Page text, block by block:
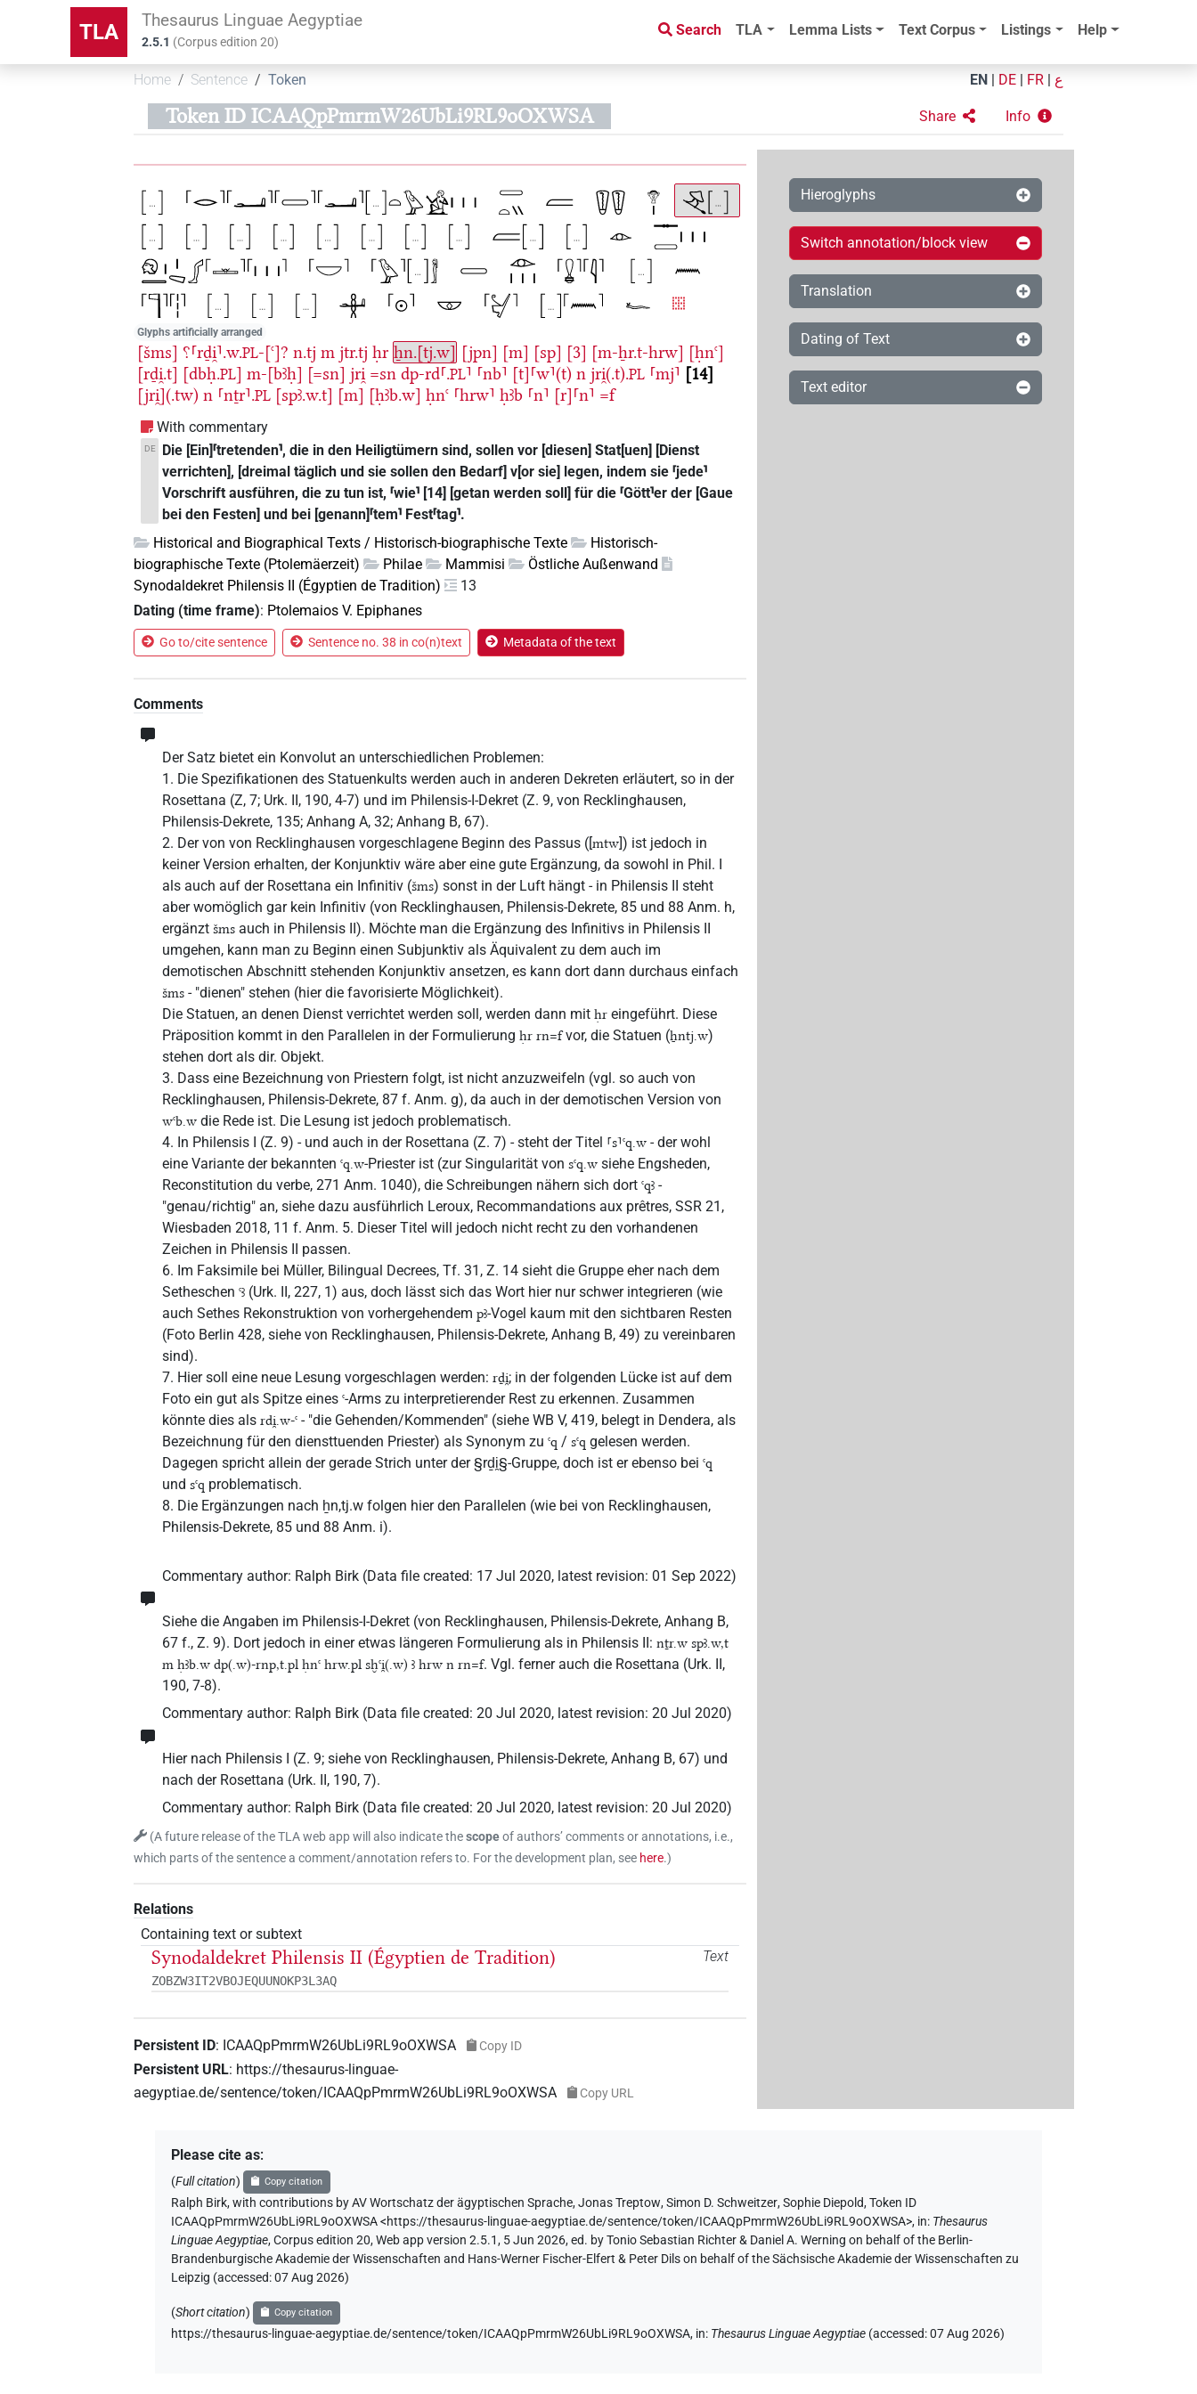
TLA Thesaurus Linguae Aegyptiae
2.5.1 (Corpus edition20)
Search TLA Lemma Lists Text Corpus Listings Help
Home Sentence Token EN DE FR ع
Token ID ICAAQpPmrmW26UbLi9RL9oOXWSA Share Info
Glyphs artificially arranged
[šms] ⸮⸢rḏi̯⸣.w.PL-[ꜥ]? n.tj m jtr.tj ḥr ẖn.[tj.w] [jpn] [m] [sp] [3] [m-ẖr.t-hrw] [ḥnꜥ]
[rḏi̯.t] [dbḥ.PL] m-[bꜣḥ] [=sn] jri̯ =sn dp-rd⸢.PL⸣ ⸢nb⸣ [t]⸢w⸣(t) n jri̯(.t).PL ⸢mj⸣
14
[jri̯](.tw) n ⸢nṯr⸣.PL [spꜣ.w.t] [m] [ḥꜣb.w] ḥnꜥ ⸢hrw⸣ ḥꜣb ⸢n⸣ [r]⸢n⸣ =f
With commentary
DE
Die [Ein]⸢tretenden⸣, die in den Heiligtümern sind, sollen vor [diesen] Stat[uen] [Dienst
verrichten], [dreimal täglich und sie sollen den Bedarf] v[or sie] legen, indem sie ⸢jede⸣
Vorschrift ausführen, die zu tun ist, ⸢wie⸣ [14] [getan werden soll] für die ⸢Gött⸣er der [Gaue
bei den Festen] und bei [genann]⸢tem⸣ Fest⸢tag⸣.
Historical and Biographical Texts / Historisch-biographische Texte
Historisch-
biographische Texte (Ptolemäerzeit)
Philae Mammisi
Östliche Außenwand
Synodaldekret Philensis II (Égyptien de Tradition)
13
Dating (time frame): Ptolemaios V. Epiphanes
Go to/cite sentence Sentence no. 38 in co(n)text Metadata of the text
Comments
Der Satz bietet ein Konvolut an unterschiedlichen Problemen:
1. Die Spezifikationen des Statuenkults werden auch in anderen Dekreten erläutert, so in der
Rosettana (Z, 7; Urk. II, 190, 4-7) und im Philensis-I-Dekret (Z. 9, von Recklinghausen,
Philensis-Dekrete, 135; Anhang A, 32; Anhang B, 67).
2. Der von von Recklinghausen vorgeschlagene Beginn des Passus ([mtw]) ist jedoch in
keiner Version erhalten, der Konjunktiv wäre aber eine gute Ergänzung, da sowohl in Phil. I
als auch auf der Rosettana ein Infinitiv (šms) sonst in der Luft hängt - in Philensis II steht
aber womöglich gar kein Infinitiv (von Recklinghausen, Philensis-Dekrete, 85 und 88 Anm. h,
ergänztšms auch in Philensis II). Möchte man die Ergänzung des Infinitivs in Philensis II
umgehen, kann man zu Beginn einen Subjunktiv als Äquivalent zu dem auch im
demotischen Abschnitt stehenden Konjunktiv ansetzen, es kann dort dann durchaus einfach
šms - "dienen" stehen (hier die favorisierte Möglichkeit).
Die Statuen, an denen Dienst verrichtet werden soll, werden dann mitḥr eingeführt. Diese
Präposition kommt in den Parallelen in der Formulierungḥr rn=fvor, die Statuen (ẖntj.w)
stehen dort als dir. Objekt.
3. Dass eine Bezeichnung von Priestern folgt, ist nicht anzuzweifeln (vgl. so auch von
Recklinghausen, Philensis-Dekrete, 87 f. Anm. g), da auch in der demotischen Version von
wꜥb.w die Rede ist. Die Lesung ist jedoch problematisch.
4. In Philensis I (Z. 9) - und auch in der Rosettana (Z. 7) - steht der Titel ⸢s⸣ꜥq.w - der wohl
eine Variante der bekanntenꜥq.w-Priester ist (zur Singularität vonsꜥq.w siehe Engsheden,
Reconstitution du verbe, 271 Anm. 1040), die Schreibungen nähern sich dortꜥqꜣ -
"genau/richtig" an, siehe dazu ausführlich Leroux, Recommandations aux prêtres, SSR 21,
Wiesbaden 2018, 11 f. Anm. 5. Dieser Titel will jedoch nicht recht zu den vorhandenen
Zeichen in Philensis II passen.
6. Im Faksimile bei Müller, Bilingual Decrees, Tf. 31, Z. 14 sieht die Gruppe eher nach dem
Setheschenꜥꜣ (Urk. II, 227, 1) aus, doch lässt sich das Wort hier nur schwer integrieren (wie
auch Sethes Rekonstruktion von vorhergehendempꜣ-Vogel kaum mit den sichtbaren Resten
(Foto Berlin 428, siehe von Recklinghausen, Philensis-Dekrete, Anhang B, 49) zu vereinbaren
sind).
7. Hier soll eine neue Lesung vorgeschlagen werden:rḏi̯; in der folgenden Lücke ist auf dem
Foto ein gut als Spitze einesꜥ-Arms zu interpretierender Rest zu erkennen. Zusammen
könnte dies alsrdi̯.w-ꜥ - "die Gehenden/Kommenden" (siehe WB V, 419, belegt in Dendera, als
Bezeichnung für den diensttuenden Priester) als Synonym zuꜥq /sꜥq gelesen werden.
Dagegen spricht allein der gerade Strich unter der §rḏi̯§-Gruppe, doch ist er ebenso beiꜥq
undsꜥq problematisch.
8. Die Ergänzungen nach ẖn,tj.w folgen hier den Parallelen (wie bei von Recklinghausen,
Philensis-Dekrete, 85 und 88 Anm. i).
Commentary author: Ralph Birk (Data file created: 17 Jul 2020, latest revision: 01 Sep 2022)
Siehe die Angaben im Philensis-I-Dekret (von Recklinghausen, Philensis-Dekrete, Anhang B,
67 f., Z. 9). Dort jedoch in einer etwas längeren Formulierung als in Philensis II:nṯr.w spꜣ.w,t
m ḥꜣb.w dp(.w)-rnp,t.pl ḥnꜥ hrw.pl sḫꜥi̯(.w) ꜣ hrw n rn=f. Vgl. ferner auch die Rosettana (Urk. II,
190, 7-8).
Commentary author: Ralph Birk (Data file created:20 Jul 2020, latest revision:20 Jul 2020)
Hier nach Philensis I (Z. 9; siehe von Recklinghausen, Philensis-Dekrete, Anhang B, 67) und
nach der Rosettana (Urk. II, 190, 7).
Commentary author: Ralph Birk (Data file created:20 Jul 2020, latest revision:20 Jul 2020)
(A future release of the TLA web app will also indicate thescopeof authors’ comments or annotations, i.e.,
which parts of the sentence a comment/annotation refers to. For the development plan, see here.)
Relations
Containing text or subtext
Text
Synodaldekret Philensis II (Égyptien de Tradition)
ZOBZW3IT2VBOJEQUUNOKP3L3AQ
Persistent ID: ICAAQpPmrmW26UbLi9RL9oOXWSA Copy ID
Persistent URL: https://thesaurus-linguae-
aegyptiae.de/sentence/token/ICAAQpPmrmW26UbLi9RL9oOXWSA
Copy URL
Hieroglyphs
Switch annotation/block view
Translation
Dating of Text
Text editor
Please cite as:
(Full citation) Copy citation
Ralph Birk,with contributions by AV Wortschatz der ägyptischen Sprache,Jonas Treptow,Simon D. Schweitzer,Sophie Diepold,Token ID
ICAAQpPmrmW26UbLi9RL9oOXWSA <https://thesaurus-linguae-aegyptiae.de/sentence/token/ICAAQpPmrmW26UbLi9RL9oOXWSA>, in: Thesaurus
Linguae Aegyptiae,Corpus edition 20, Web app version 2.5.1, 5 Jun 2026, ed. by Tonio Sebastian Richter & Daniel A. Werning on behalf of the Berlin-
Brandenburgische Akademie der Wissenschaften and Hans-Werner Fischer-Elfert & Peter Dils on behalf of the Sächsische Akademie der Wissenschaften zu
Leipzig (accessed:07 Aug 2026)
(Short citation) Copy citation
https://thesaurus-linguae-aegyptiae.de/sentence/token/ICAAQpPmrmW26UbLi9RL9oOXWSA, in: Thesaurus Linguae Aegyptiae (accessed:07 Aug 2026)